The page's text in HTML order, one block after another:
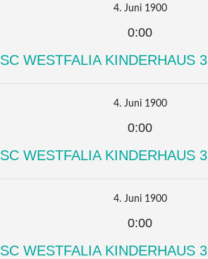
4. Juni 1900
0:00
SC WESTFALIA KINDERHAUS 3
4. Juni 1900
0:00
SC WESTFALIA KINDERHAUS 3
4. Juni 1900
0:00
SC WESTFALIA KINDERHAUS 3